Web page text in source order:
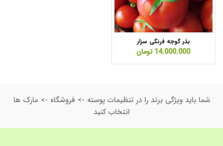
بذر گوجه فرنگی سزار
14.000.000 تومان
شما باید ویژگی برند را در تنظیمات پوسته -> فروشگاه -> مارک ها
انتخاب کنید